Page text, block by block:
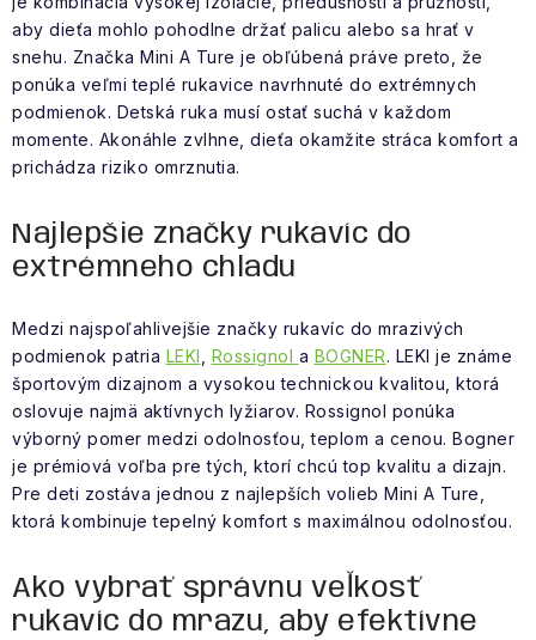
aby dieťa mohlo pohodlne držať palicu alebo sa hrať v
snehu. Značka Mini A Ture je obľúbená práve preto, že
ponúka veľmi teplé rukavice navrhnuté do extrémnych
podmienok. Detská ruka musí ostať suchá v každom
momente. Akonáhle zvlhne, dieťa okamžite stráca komfort a
prichádza riziko omrznutia.
Najlepšie značky rukavíc do
extrémneho chladu
Medzi najspoľahlivejšie značky rukavíc do mrazivých
podmienok patria LEKI Rossignol a BOGNER. LEKI je známe
športovým dizajnom a vysokou technickou kvalitou, ktorá
oslovuje najmä aktívnych lyžiarov. Rossignol ponúka
výborný pomer medzi odolnosťou, teplom a cenou. Bogner
je prémiová voľba pre tých, ktorí chcú top kvalitu a dizajn.
Pre deti zostáva jednou z najlepších volieb Mini A Ture,
ktorá kombinuje tepelný komfort s maximálnou odolnosťou.
Ako vybrať správnu veľkosť
rukavíc do mrazu, aby efektívne